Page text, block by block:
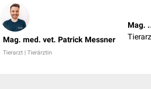
Mag. med. vet. Patrick Messner
Tierarzt | Tierärztin
Mag.